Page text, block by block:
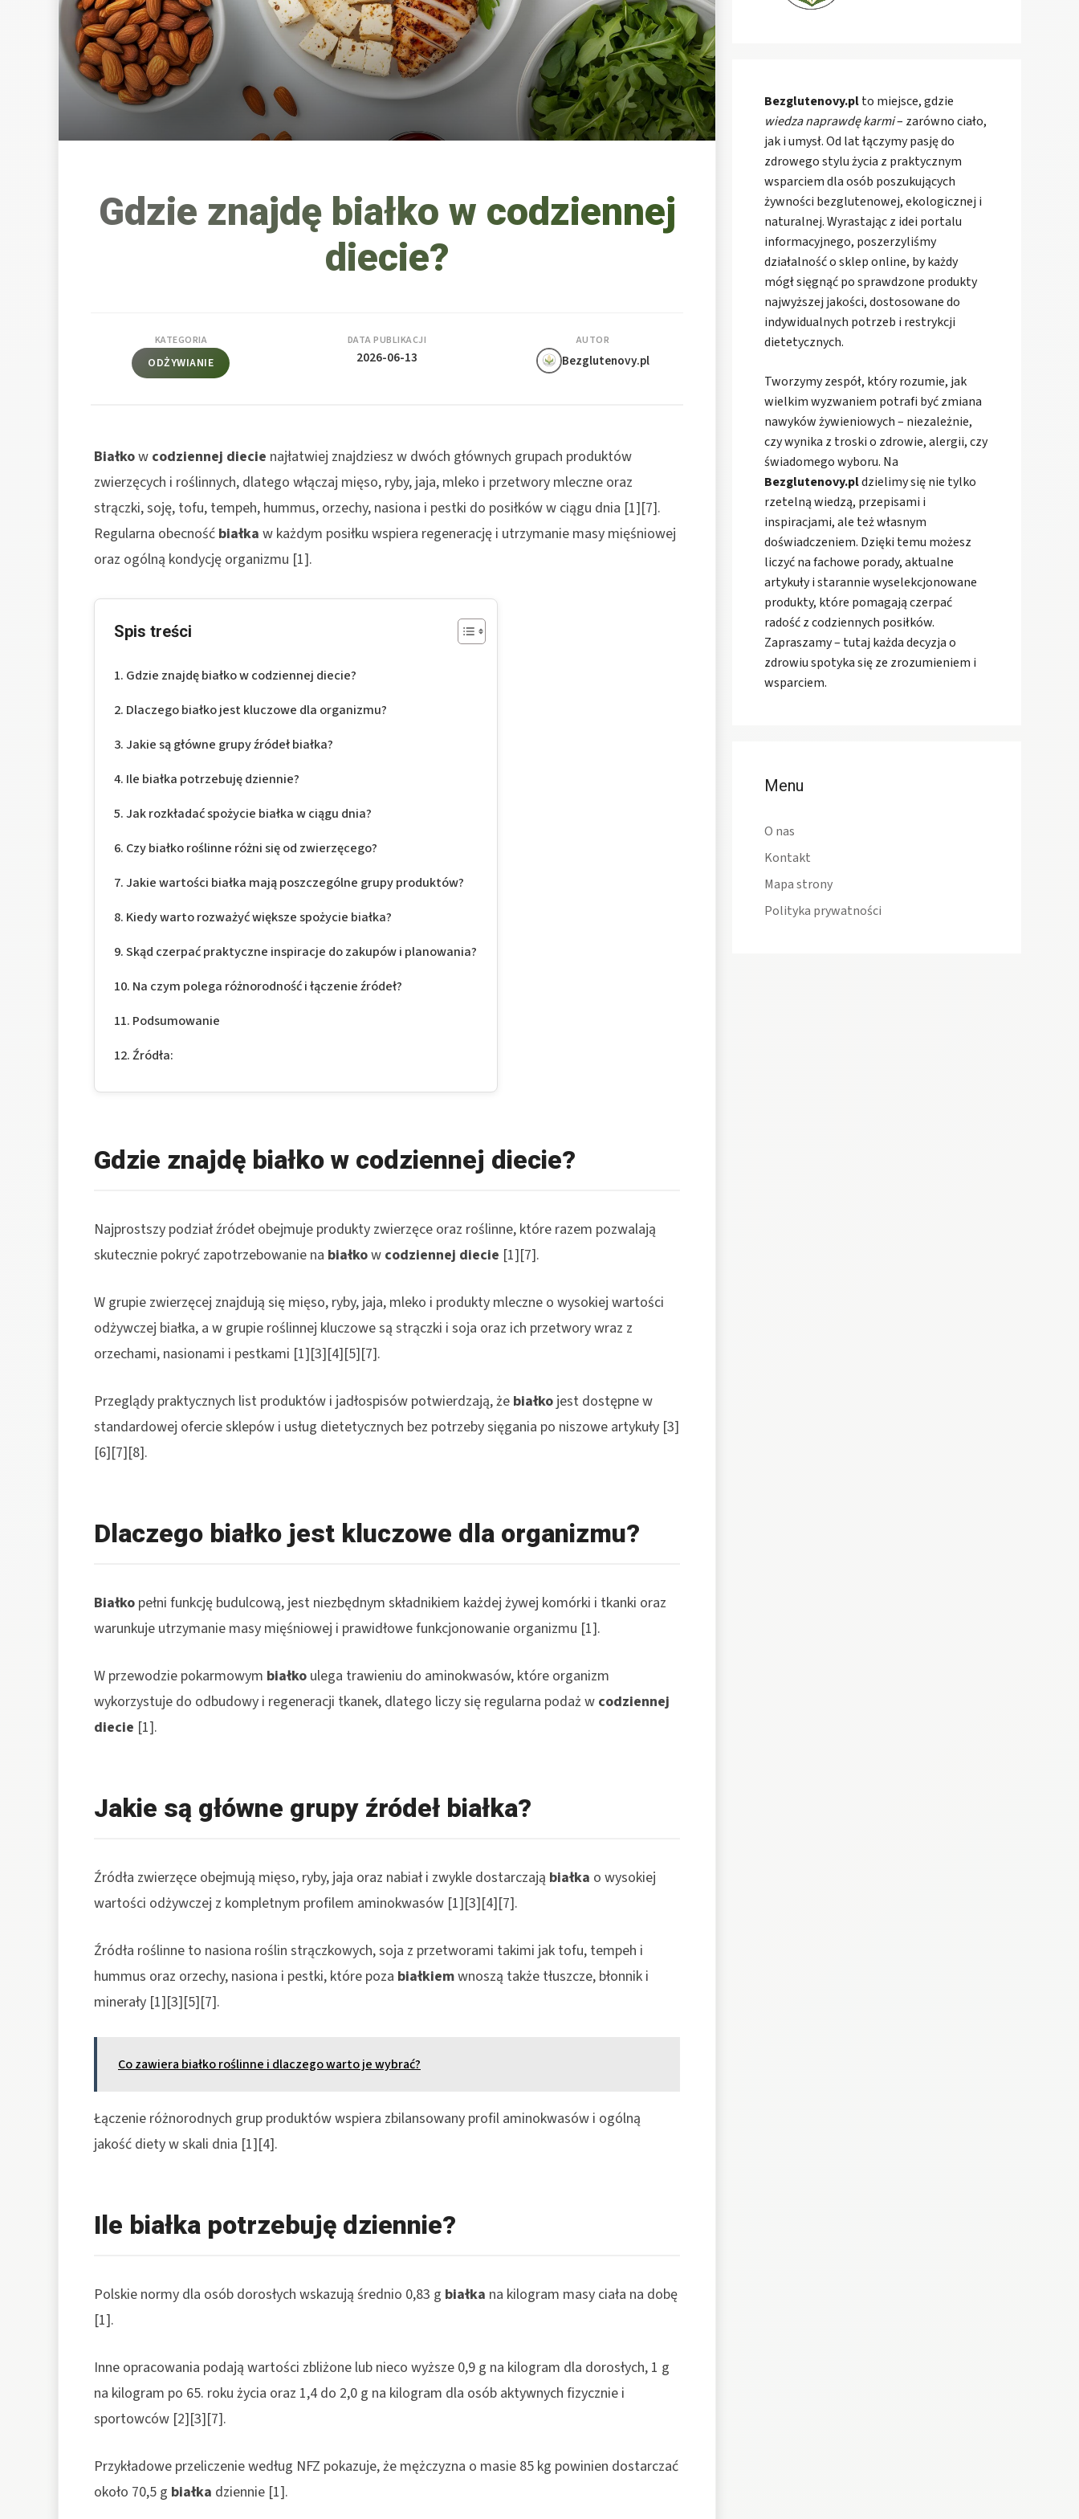
Gdzie znajdę białko w codziennej
diecie?
KATEGORIA
ODŻYWIANIE
DATA PUBLIKACJI
2026-06-13
AUTOR
Bezglutenovy.pl
Białkow codziennej diecie najłatwiej znajdziesz w dwóch głównych grupach produktów
zwierzęcych i roślinnych, dlatego włączaj mięso, ryby, jaja, mleko i przetwory mleczne oraz
strączki, soję, tofu, tempeh, hummus, orzechy, nasiona i pestki do posiłków w ciągu dnia [1][7].
Regularna obecność białka w każdym posiłku wspiera regenerację i utrzymanie masy mięśniowej
oraz ogólną kondycję organizmu [1].
Spis treści
Gdzie znajdę białko w codziennej diecie?
Dlaczego białko jest kluczowe dla organizmu?
Jakie są główne grupy źródeł białka?
Ile białka potrzebuję dziennie?
Jak rozkładać spożycie białka w ciągu dnia?
Czy białko roślinne różni się od zwierzęcego?
Jakie wartości białka mają poszczególne grupy produktów?
Kiedy warto rozważyć większe spożycie białka?
Skąd czerpać praktyczne inspiracje do zakupów i planowania?
Na czym polega różnorodność i łączenie źródeł?
Podsumowanie
Źródła:
Gdzie znajdę białko w codziennej diecie?
Najprostszy podział źródeł obejmuje produkty zwierzęce oraz roślinne, które razem pozwalają
skutecznie pokryć zapotrzebowanie na białkow codziennej diecie [1][7].
W grupie zwierzęcej znajdują się mięso, ryby, jaja, mleko i produkty mleczne o wysokiej wartości
odżywczej białka, a w grupie roślinnej kluczowe są strączki i soja oraz ich przetwory wraz z
orzechami, nasionami i pestkami [1][3][4][5][7].
Przeglądy praktycznych list produktów i jadłospisów potwierdzają, że białko jest dostępne w
standardowej ofercie sklepów i usług dietetycznych bez potrzeby sięgania po niszowe artykuły [3]
[6][7][8].
Dlaczego białko jest kluczowe dla organizmu?
Białko pełni funkcję budulcową, jest niezbędnym składnikiem każdej żywej komórki i tkanki oraz
warunkuje utrzymanie masy mięśniowej i prawidłowe funkcjonowanie organizmu [1].
W przewodzie pokarmowym białko ulega trawieniu do aminokwasów, które organizm
wykorzystuje do odbudowy i regeneracji tkanek, dlatego liczy się regularna podaż w codziennej
diecie [1].
Jakie są główne grupy źródeł białka?
Źródła zwierzęce obejmują mięso, ryby, jaja oraz nabiał i zwykle dostarczają białka o wysokiej
wartości odżywczej z kompletnym profilem aminokwasów [1][3][4][7].
Źródła roślinne to nasiona roślin strączkowych, soja z przetworami takimi jak tofu, tempeh i
hummus oraz orzechy, nasiona i pestki, które poza białkiemwnoszą także tłuszcze, błonnik i
minerały [1][3][5][7].
Co zawiera białko roślinne i dlaczego warto je wybrać?
Łączenie różnorodnych grup produktów wspiera zbilansowany profil aminokwasów i ogólną
jakość diety w skali dnia [1][4].
Ile białka potrzebuję dziennie?
Polskie normy dla osób dorosłych wskazują średnio 0,83 g białka na kilogram masy ciała na dobę
[1].
Inne opracowania podają wartości zbliżone lub nieco wyższe 0,9 g na kilogram dla dorosłych, 1 g
na kilogram po 65. roku życia oraz 1,4 do 2,0 g na kilogram dla osób aktywnych fizycznie i
sportowców [2][3][7].
Przykładowe przeliczenie według NFZ pokazuje, że mężczyzna o masie 85 kg powinien dostarczać
około 70,5 g białka dziennie [1].
Bezglutenovy.plto miejsce, gdzie
wiedza naprawdę karmi– zarówno ciało,
jak i umysł. Od lat łączymy pasję do
zdrowego stylu życia z praktycznym
wsparciem dla osób poszukujących
żywności bezglutenowej, ekologicznej i
naturalnej. Wyrastając z idei portalu
informacyjnego, poszerzyliśmy
działalność o sklep online, by każdy
mógł sięgnąć po sprawdzone produkty
najwyższej jakości, dostosowane do
indywidualnych potrzeb i restrykcji
dietetycznych.
Tworzymy zespół, który rozumie, jak
wielkim wyzwaniem potrafi być zmiana
nawyków żywieniowych – niezależnie,
czy wynika z troski o zdrowie, alergii, czy
świadomego wyboru. Na
Bezglutenovy.pldzielimy się nie tylko
rzetelną wiedzą, przepisami i
inspiracjami, ale też własnym
doświadczeniem. Dzięki temu możesz
liczyć na fachowe porady, aktualne
artykuły i starannie wyselekcjonowane
produkty, które pomagają czerpać
radość z codziennych posiłków.
Zapraszamy – tutaj każda decyzja o
zdrowiu spotyka się ze zrozumieniem i
wsparciem.
Menu
O nas
Kontakt
Mapa strony
Polityka prywatności